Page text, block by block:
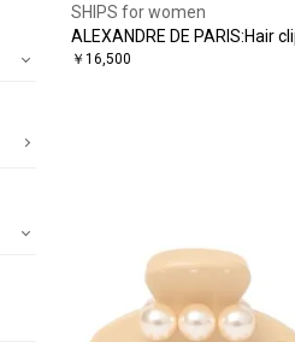
SHIPS for women
ALEXANDRE DE PARIS:Hair
￥16,500